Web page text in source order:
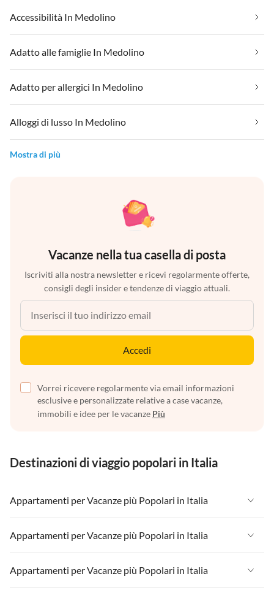
Accessibilità In Medolino
Adatto alle famiglie In Medolino
Adatto per allergici In Medolino
Alloggi di lusso In Medolino
Mostra di più
Vacanze nella tua casella di posta
Iscriviti alla nostra newsletter e ricevi regolarmente offerte,
consigli degli insider e tendenze di viaggio attuali.
Accedi
Vorrei ricevere regolarmente via email informazioni
esclusive e personalizzate relative a case vacanze,
immobili e idee per le vacanze Più
Destinazioni di viaggio popolari in Italia
Appartamenti per Vacanze più Popolari in Italia
Appartamenti per Vacanze in Italia
Appartamenti per Vacanze in Liguria
Appartamenti per Vacanze in Lombardia
Appartamenti per Vacanze più Popolari in Italia
Appartamenti per Vacanze in Italia
Appartamenti per Vacanze in Liguria
Appartamenti per Vacanze più Popolari in Italia